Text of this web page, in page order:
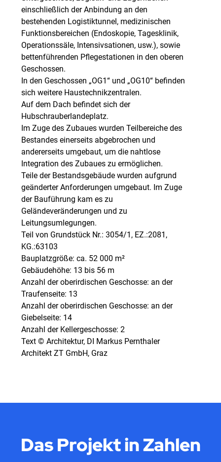
einschließlich der Anbindung an den
bestehenden Logistiktunnel, medizinischen
Funktionsbereichen (Endoskopie, Tagesklinik,
Operationssäle, Intensivsationen, usw.), sowie
bettenführenden Pflegestationen in den oberen
Geschossen.
In den Geschossen „OG1“ und „OG10“ befinden
sich weitere Haustechnikzentralen.
Auf dem Dach befindet sich der
Hubschrauberlandeplatz.
Im Zuge des Zubaues wurden Teilbereiche des
Bestandes einerseits abgebrochen und
andererseits umgebaut, um die nahtlose
Integration des Zubaues zu ermöglichen.
Teile der Bestandsgebäude wurden aufgrund
geänderter Anforderungen umgebaut. Im Zuge
der Bauführung kam es zu
Geländeveränderungen und zu
Leitungsumlegungen.
Teil von Grundstück Nr.: 3054/1, EZ.:2081,
KG.:63103
Bauplatzgröße: ca. 52 000 m²
Gebäudehöhe: 13 bis 56 m
Anzahl der oberirdischen Geschosse: an der
Traufenseite: 13
Anzahl der oberirdischen Geschosse: an der
Giebelseite: 14
Anzahl der Kellergeschosse: 2
Text © Architektur, DI Markus Pernthaler
Architekt ZT GmbH, Graz
Das Projekt in Zahlen